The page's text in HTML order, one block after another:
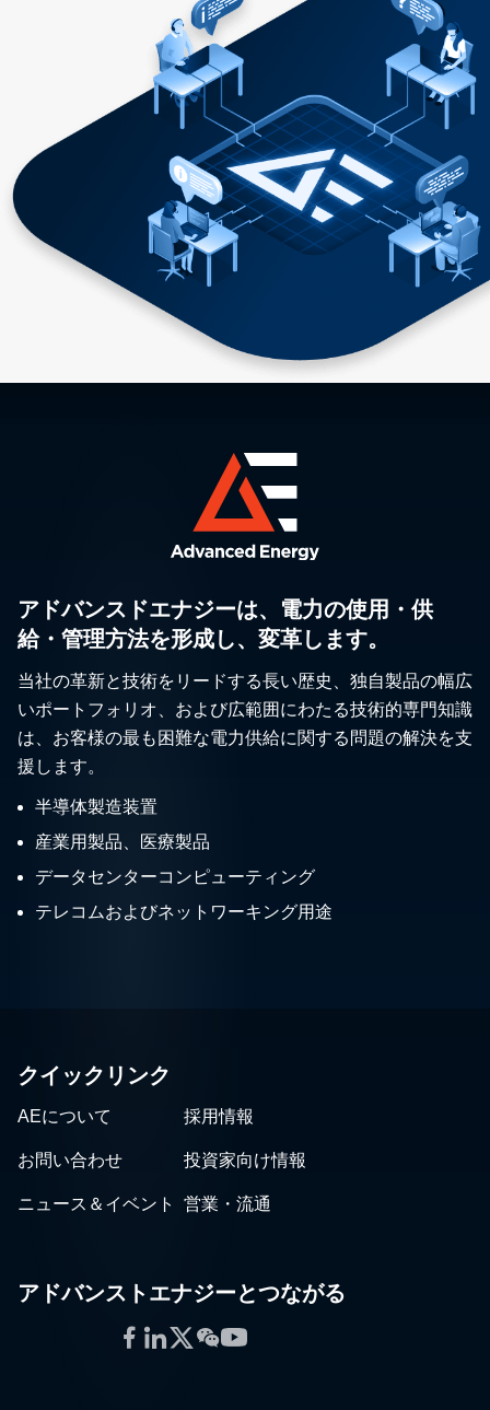
アドバンスドエナジーは、電力の使用・供
給・管理方法を形成し、変革します。
当社の革新と技術をリードする長い歴史、独自製品の幅広
いポートフォリオ、および広範囲にわたる技術的専門知識
は、お客様の最も困難な電力供給に関する問題の解決を支
援します。
半導体製造装置
産業用製品、医療製品
データセンターコンピューティング
テレコムおよびネットワーキング用途
クイックリンク
AEについて 採用情報
お問い合わせ 投資家向け情報
ニュース＆イベント 営業・流通
アドバンストエナジーとつながる
Facebook
LinkedIn
Twitter
WeChat
YouTube